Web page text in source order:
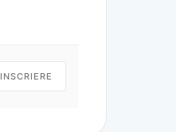
INSCRIERE